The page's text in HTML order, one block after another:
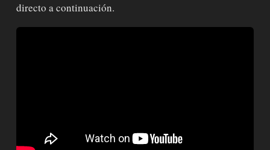
directo a continuación.